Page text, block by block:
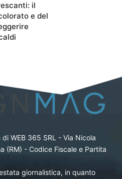
il
e del
WEB 365 SRL - Via Nicola
(RM) - Codice Fiscale e Partita
giornalistica, in quanto